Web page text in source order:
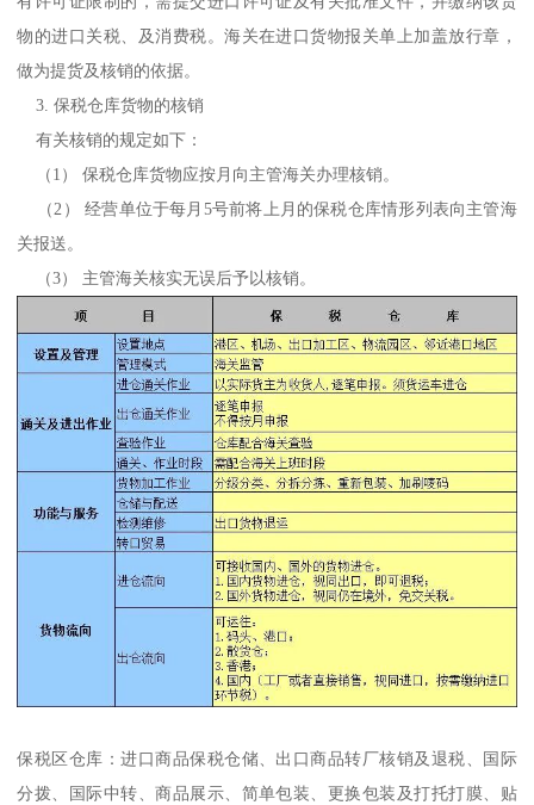
物的进口关税、及消费税。海关在进口货物报关单上加盖放行章，
做为提货及核销的依据。
3. 保税仓库货物的核销
有关核销的规定如下：
（1） 保税仓库货物应按月向主管海关办理核销。
（2） 经营单位于每月5号前将上月的保税仓库情形列表向主管海
关报送。
（3） 主管海关核实无误后予以核销。
保税区仓库：进口商品保税仓储、出口商品转厂核销及退税、国际
分拨、国际中转、商品展示、简单包装、更换包装及打托打膜、贴